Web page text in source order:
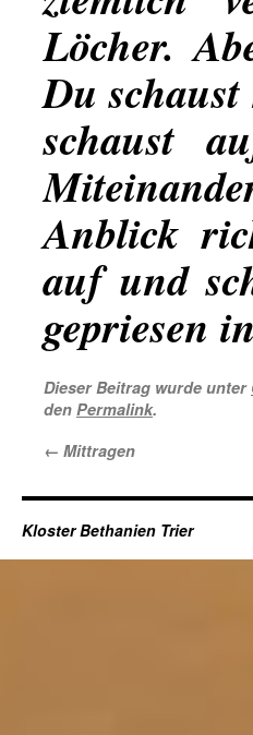
Löcher.
Du
schaust
Anblick
auf und
gepriesen
Dieser Beitrag wurde unter
den Permalink.
← Mittragen
Kloster Bethanien Trier